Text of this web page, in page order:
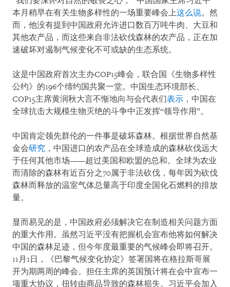
本月稍早在有关生物多样性的一场重要峰会上这么说。然
而，他没有提到中国政府允许进口数百万吨牛肉、大豆和
其他农产品，而这些来自非法砍伐森林的农产品，正在加
速破坏对遏制气候变化不可或缺的生态系统。
这是中国政府首次主办COP15峰会，联合国《生物多样性
公约》的196个缔约国共聚一堂。中国生态环境部长、
COP15主席黄润秋大言不惭地向与会代表们表示 ，中国在
全球抗击大规模生物灭绝的斗争中正发挥“领导作用”。
中国肯定领先群伦的一件事是破坏森林。根据世界自然基
金会研究 ，中国进口的农产品在全球造成的森林砍伐远大
于任何其他市场——超过美国和欧盟的总和。全球为农业
而清除的森林有近百分之70属于非法砍伐，每年因为砍伐
森林而释放的温室气体总量高于印度全国化石燃料的排放
量。
显而易见的是，中国政府必须解决它在制造相关问题方面
的重大作用。虽然习近平没有把握机会宣布他将如何解决
中国的森林足迹，但今年度最重要的气候峰会即将召开。
11月1日，《巴黎气候变化协定》签署国将在格拉斯哥展
开为期两周的峰会。担任主席的英国预计将在会中宣布一
项重大协议，扭转由商品导致的森林损失。习近平会加入